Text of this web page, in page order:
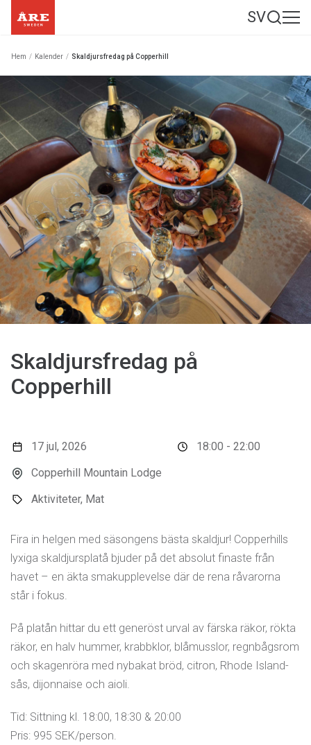
SV
Hem / Kalender / Skaldjursfredag på Copperhill
Skaldjursfredag på
Copperhill
17 jul, 2026
Copperhill Mountain Lodge
Aktiviteter, Mat
18:00 - 22:00
Fira in helgen med säsongens bästa skaldjur! Copperhills
lyxiga skaldjursplatå bjuder på det absolut finaste från
havet – en äkta smakupplevelse där de rena råvarorna
står i fokus.
På platån hittar du ett generöst urval av färska räkor, rökta
räkor, en halv hummer, krabbklor, blåmusslor, regnbågsrom
och skagenröra med nybakat bröd, citron, Rhode Island-
sås, dijonnaise och aioli.
Tid: Sittning kl. 18:00, 18:30 & 20:00
Pris: 995 SEK/person.